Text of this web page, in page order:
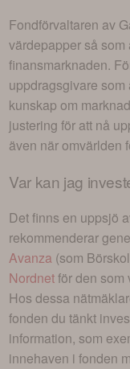
Fondförvaltaren av
värdepapper så
finansmarknaden.
uppdragsgivare
kunskap om
justering för att nå
även när omvärlden
Var kan jag
Det finns en uppsjö
rekommenderar
Avanza (som
Nordnetför den
Hos dessa
fonden du tänkt
information, som
innehaven i fonden